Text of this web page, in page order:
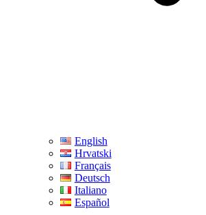
English
Hrvatski
Français
Deutsch
Italiano
Español